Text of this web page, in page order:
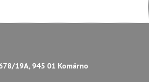
19A, 945 01 Komárno